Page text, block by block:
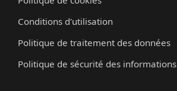
Conditions d'utilisation
Politique de traitement des données
Politique de sécurité des informations